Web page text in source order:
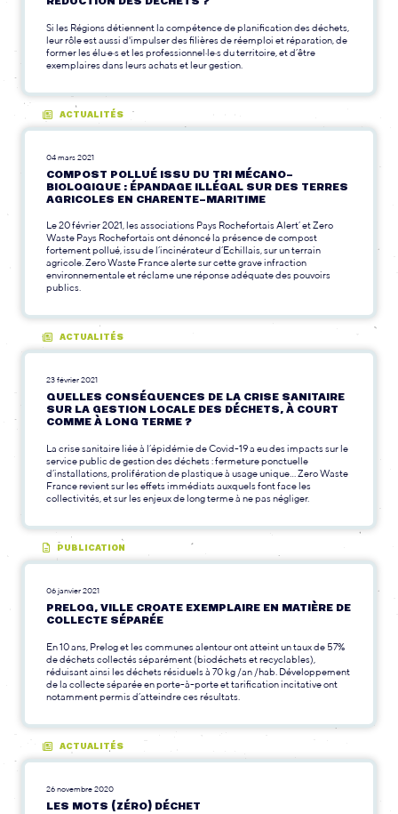
Si les Régions détiennent la compétence de planification des déchets,
leur rôle est aussi d'impulser des filières de réemploi et réparation, de
former les élu·e·s et les professionnel·le·s du territoire, et d’être
exemplaires dans leurs achats et leur gestion.
ACTUALITÉS
04 mars 2021
COMPOST POLLUÉ ISSU DU TRI MÉCANO-
BIOLOGIQUE : ÉPANDAGE ILLÉGAL SUR DES TERRES
AGRICOLES EN CHARENTE-MARITIME
Le 20 février 2021, les associations Pays Rochefortais Alert’ et Zero
Waste Pays Rochefortais ont dénoncé la présence de compost
fortement pollué, issu de l’incinérateur d’Echillais, sur un terrain
agricole. Zero Waste France alerte sur cette grave infraction
environnementale et réclame une réponse adéquate des pouvoirs
publics.
ACTUALITÉS
23 février 2021
QUELLES CONSÉQUENCES DE LA CRISE SANITAIRE
SUR LA GESTION LOCALE DES DÉCHETS, À COURT
COMME À LONG TERME ?
La crise sanitaire liée à l’épidémie de Covid-19 a eu des impacts sur le
service public de gestion des déchets : fermeture ponctuelle
d’installations, prolifération de plastique à usage unique… Zero Waste
France revient sur les effets immédiats auxquels font face les
collectivités, et sur les enjeux de long terme à ne pas négliger.
PUBLICATION
06 janvier 2021
PRELOG, VILLE CROATE EXEMPLAIRE EN MATIÈRE DE
COLLECTE SÉPARÉE
En 10 ans, Prelog et les communes alentour ont atteint un taux de 57%
de déchets collectés séparément (biodéchets et recyclables),
réduisant ainsi les déchets résiduels à 70 kg /an /hab. Développement
de la collecte séparée en porte-à-porte et tarification incitative ont
notamment permis d’atteindre ces résultats.
ACTUALITÉS
26 novembre 2020
LES MOTS (ZÉRO) DÉCHET